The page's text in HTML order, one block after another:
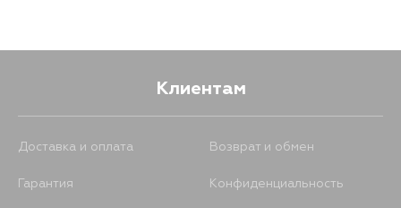
Клиентам
Доставка и оплата Возврат и обмен
Гарантия Конфиденциальность